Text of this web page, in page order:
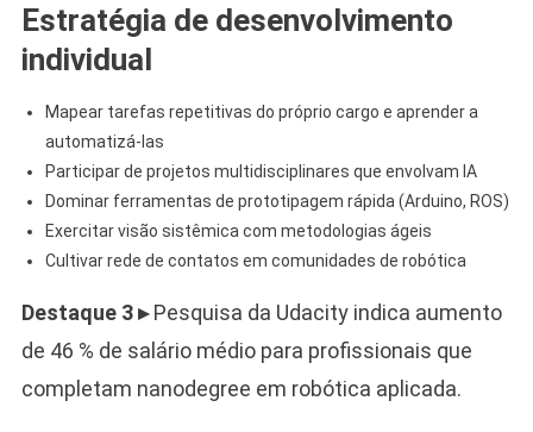
Estratégia de desenvolvimento
individual
Mapear tarefas repetitivas do próprio cargo e aprender a
automatizá-las
Participar de projetos multidisciplinares que envolvam IA
Dominar ferramentas de prototipagem rápida (Arduino, ROS)
Exercitar visão sistêmica com metodologias ágeis
Cultivar rede de contatos em comunidades de robótica
Destaque 3 ▸Pesquisa da Udacity indica aumento
de 46 % de salário médio para profissionais que
completam nanodegree em robótica aplicada.